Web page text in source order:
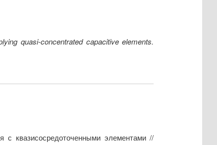
quasi-concentrated capacitive elements.
с квазисосредоточенными элементами //